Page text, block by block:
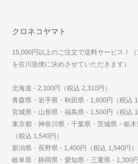
クロネコヤマト
15,000円以上のご注文で送料サービス！
を佐川急便に決めさせていただきます）
北海道 - 2,100円（税込 2,310円）
青森県・岩手県・秋田県 - 1,600円（税込
宮城県・山形県・福島県 - 1,500円（税込
東京都・神奈川県・千葉県・茨城県・栃
（税込 1,540円）
新潟県・長野県 - 1,400円（税込 1,540円）
岐阜県・静岡県・愛知県・三重県 - 1,300